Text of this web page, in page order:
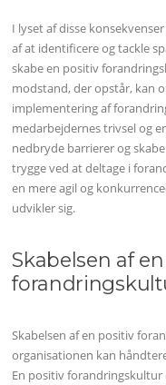
I lyset af disse
af at identificere og tackle
skabe en positiv
modstand, der opstår, kan
implementering af
medarbejdernes trivsel og
nedbryde barrierer og
trygge ved at deltage i
en mere agil og
udvikler sig.
Skabelsen af
Skabelsen af en positiv
organisationen kan
En positiv